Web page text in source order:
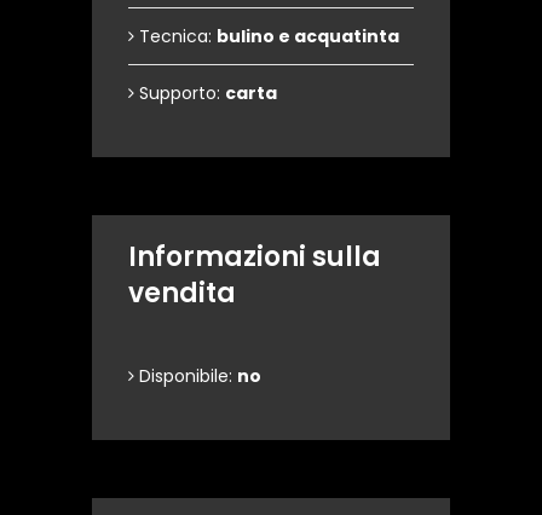
Tecnica: bulino e acquatinta
Supporto: carta
Informazioni sulla
vendita
Disponibile: no